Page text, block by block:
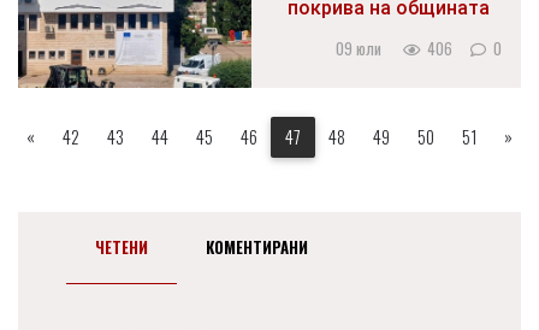
покрива на общината
09 юли 406 0
« 42 43 44 45 46 47 48 49 50 51 »
ЧЕТЕНИ КОМЕНТИРАНИ